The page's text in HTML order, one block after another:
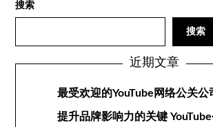
搜索
搜索
近期文章
最受欢迎的YouTube网络公关公
提升品牌影响力的关键